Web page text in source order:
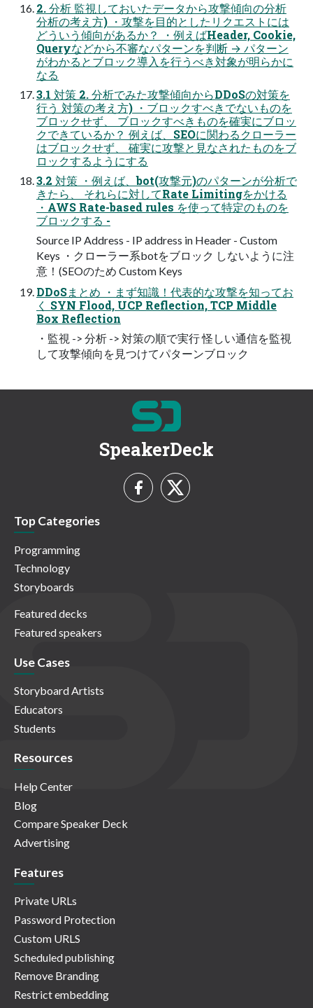
2. 分析 監視しておいたデータから攻撃傾向の分析
分析の考え方) ・攻撃を目的としたリクエストには
どういう傾向があるか？ ・例えばHeader, Cookie,
Queryなどから不審なパターンを判断 → パターン
がわかるとブロック導入を行うべき対象が明らかに
なる
3.1 対策 2. 分析でみた攻撃傾向からDDoSの対策を
行う 対策の考え方) ・ブロックすべきでないものを
ブロックせず、 ブロックすべきものを確実にブロッ
クできているか？ 例えば、SEOに関わるクローラー
はブロックせず、 確実に攻撃と見なされたものをブ
ロックするようにする
3.2 対策 ・例えば、bot(攻撃元)のパターンが分析で
きたら、 それらに対してRate Limitingをかける
・AWS Rate-based rules を使って特定のものを
ブロックする -
Source IP Address - IP address in Header - Custom
Keys ・クローラー系botをブロック しないように注
意！(SEOのため Custom Keys
DDoSまとめ ・まず知識！代表的な攻撃を知ってお
く SYN Flood, UCP Reflection, TCP Middle
Box Reflection
・監視 -> 分析 -> 対策の順で実行 怪しい通信を監視
して攻撃傾向を見つけてパターンブロック
SpeakerDeck
Top Categories
Programming
Technology
Storyboards
Featured decks
Featured speakers
Use Cases
Storyboard Artists
Educators
Students
Resources
Help Center
Blog
Compare Speaker Deck
Advertising
Features
Private URLs
Password Protection
Custom URLS
Scheduled publishing
Remove Branding
Restrict embedding